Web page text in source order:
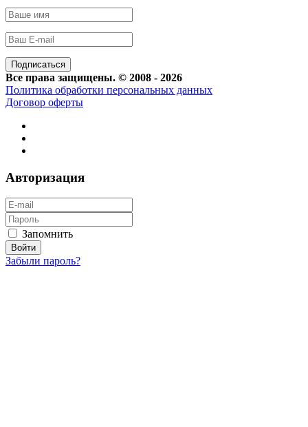
Все права защищены. © 2008 - 2026
Политика обработки персональных данных
Договор оферты
Авторизация
Запомнить
Забыли пароль?